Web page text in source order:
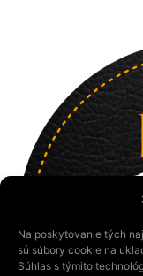
Na poskytovanie tých
sú súbory cookie na
Súhlas s týmito